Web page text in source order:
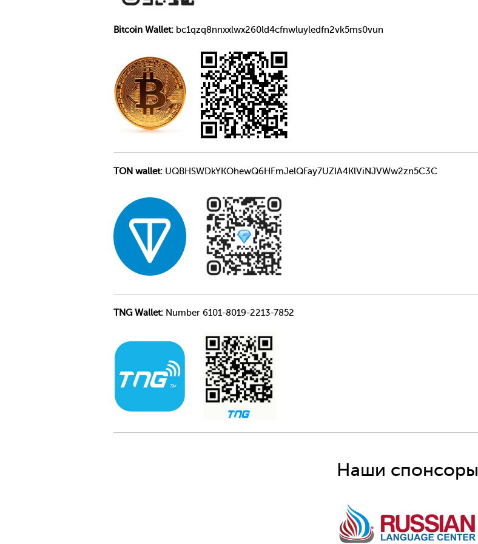
Bitcoin Wallet: bc1qzq8nnxxlwx260ld4cfnwluyledfn2vk5ms0vun
TON wallet: UQBHSWDkYKOhewQ6HFmJelQFay7UZIA4KlViNJVWw2zn5C3C
TNG Wallet: Number 6101-8019-2213-7852
Наши спонсоры